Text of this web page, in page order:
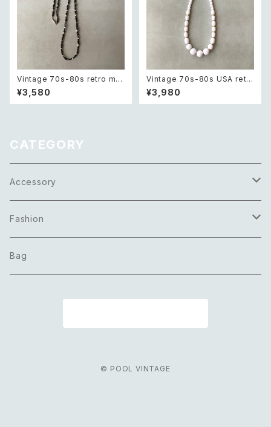
Vintage 70s-80s retro mo
notone glass beads long n
ecklace レトロ ヴィンテージ
アクセサリー モノトーン ガラス
¥3,580
Vintage 70s-80s USA retr
o white beads classical ne
cklace レトロ アメリカ ヴィン
テージ アクセサリー ホワイト ビ
¥3,980
CATEGORY
Accessory
Necklace
Pierce
Fashion
Tops
Bag
© POOL VINTAGE